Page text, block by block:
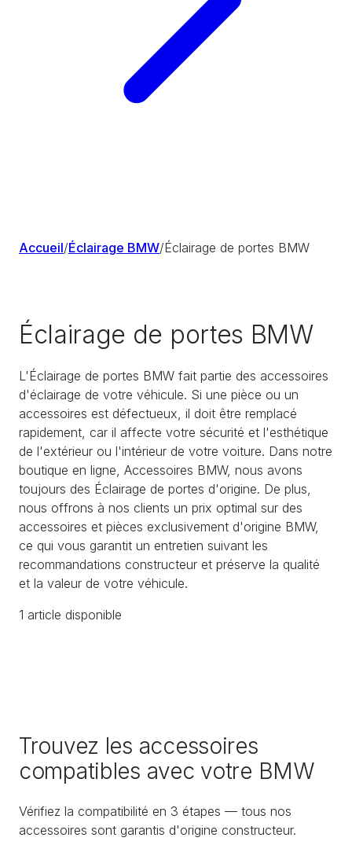
Accueil/Éclairage BMW/Éclairage de portes BMW
Éclairage de portes BMW
L'Éclairage de portes BMW fait partie des accessoires
d'éclairage de votre véhicule. Si une pièce ou un
accessoires est défectueux, il doit être remplacé
rapidement, car il affecte votre sécurité et l'esthétique
de l'extérieur ou l'intérieur de votre voiture. Dans notre
boutique en ligne, Accessoires BMW, nous avons
toujours des Éclairage de portes d'origine. De plus,
nous offrons à nos clients un prix optimal sur des
accessoires et pièces exclusivement d'origine BMW,
ce qui vous garantit un entretien suivant les
recommandations constructeur et préserve la qualité
et la valeur de votre véhicule.
1 article disponible
Trouvez les accessoires
compatibles avec votre BMW
Vérifiez la compatibilité en 3 étapes — tous nos
accessoires sont garantis d'origine constructeur.